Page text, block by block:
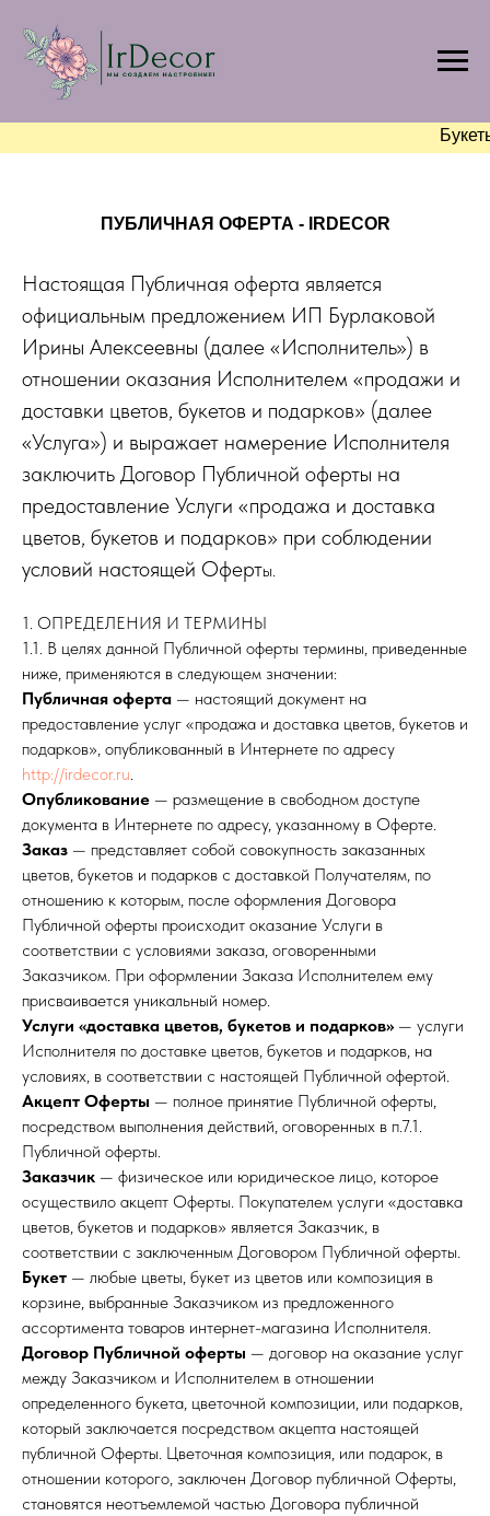
ПУБЛИЧНАЯ ОФЕРТА - IRDECOR
Настоящая Публичная оферта является
официальным предложением ИП Бурлаковой
Ирины Алексеевны (далее «Исполнитель») в
отношении оказания Исполнителем «продажи и
доставки цветов, букетов и подарков» (далее
«Услуга») и выражает намерение Исполнителя
заключить Договор Публичной оферты на
предоставление Услуги «продажа и доставка
цветов, букетов и подарков» при соблюдении
условий настоящей Оферты.
1. ОПРЕДЕЛЕНИЯ И ТЕРМИНЫ
1.1. В целях данной Публичной оферты термины, приведенные
ниже, применяются в следующем значении:
Публичная оферта — настоящий документ на
предоставление услуг «продажа и доставка цветов, букетов и
подарков», опубликованный в Интернете по адресу
http://irdecor.ru.
Опубликование — размещение в свободном доступе
документа в Интернете по адресу, указанному в Оферте.
Заказ — представляет собой совокупность заказанных
цветов, букетов и подарков с доставкой Получателям, по
отношению к которым, после оформления Договора
Публичной оферты происходит оказание Услуги в
соответствии с условиями заказа, оговоренными
Заказчиком. При оформлении Заказа Исполнителем ему
присваивается уникальный номер.
Услуги «доставка цветов, букетов и подарков» — услуги
Исполнителя по доставке цветов, букетов и подарков, на
условиях, в соответствии с настоящей Публичной офертой.
Акцепт Оферты — полное принятие Публичной оферты,
посредством выполнения действий, оговоренных в п.7.1.
Публичной оферты.
Заказчик — физическое или юридическое лицо, которое
осуществило акцепт Оферты. Покупателем услуги «доставка
цветов, букетов и подарков» является Заказчик, в
соответствии с заключенным Договором Публичной оферты.
Букет — любые цветы, букет из цветов или композиция в
корзине, выбранные Заказчиком из предложенного
ассортимента товаров интернет-магазина Исполнителя.
Договор Публичной оферты — договор на оказание услуг
между Заказчиком и Исполнителем в отношении
определенного букета, цветочной композиции, или подарков,
который заключается посредством акцепта настоящей
публичной Оферты. Цветочная композиция, или подарок, в
отношении которого, заключен Договор публичной Оферты,
становятся неотъемлемой частью Договора публичной